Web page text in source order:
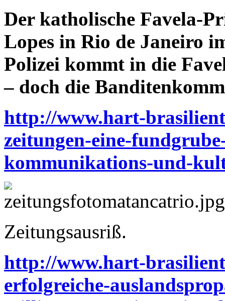
Der katholische Favela-
Lopes in Rio de Janeiro
Polizei kommt in die
– doch die
http://www.hart-
zeitungen-eine-
kommunikations-und-
Zeitungsausriß.
http://www.hart-
erfolgreiche-